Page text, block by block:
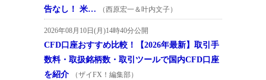
告なし！ 米…
（西原宏一＆叶内文子）
2026年08月10日(月)14時40分公開
CFD口座おすすめ比較！【2026年最新】取引手
数料・取扱銘柄数・取引ツールで国内CFD口座
を紹介
（ザイFX！編集部）